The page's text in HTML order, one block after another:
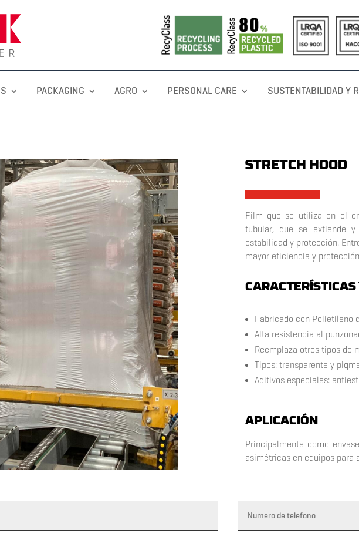
PACKAGING AGRO PERSONAL CARE SUSTENTABILIDAD Y
STRETCH HOOD
Film que se utiliza en el
tubular, que se extiende
estabilidad y protección.
mayor eficiencia y
Fabricado con Polietileno
Alta resistencia al
Reemplaza otros tipos de
Tipos: transparente y
Aditivos especiales:
APLICACIÓN
Principalmente como
asimétricas en equipos para